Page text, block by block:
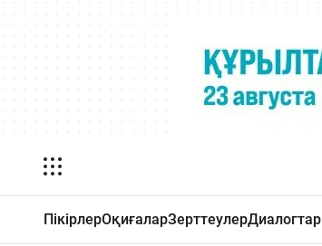
ПікірлерОқиғаларЗерттеулерДиалогтар